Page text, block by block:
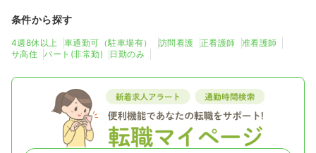
条件から探す
4週8休以上 車通勤可（駐車場有） 訪問看護 正看護師
准看護師
サ高住
パート(非常勤) 日勤のみ